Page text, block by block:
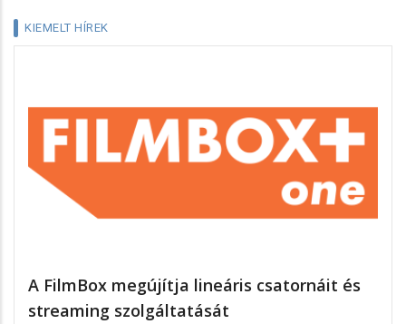
KIEMELT HÍREK
A FilmBox megújítja lineáris csatornáit és
streaming szolgáltatását